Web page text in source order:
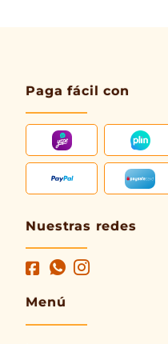
Paga fácil con
Nuestras redes
Menú